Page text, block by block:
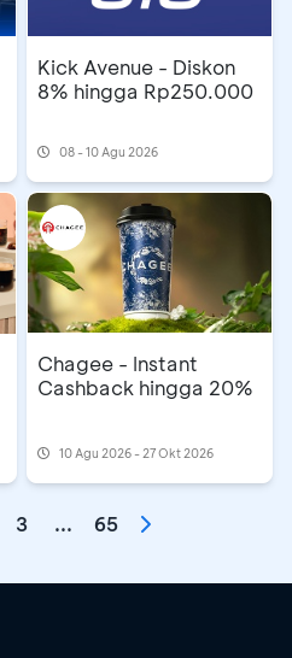
Kick Avenue - Diskon
8% hingga Rp250.000
08 - 10 Agu 2026
Chagee - Instant
Cashback hingga 20%
10 Agu 2026 - 27 Okt 2026
3 ... 65